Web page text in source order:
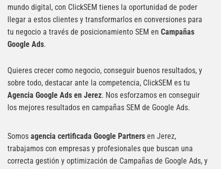
mundo digital, con ClickSEM tienes la oportunidad de poder
llegar a estos clientes y transformarlos en conversiones para
tu negocio a través de posicionamiento SEM en Campañas
Google Ads.
Quieres crecer como negocio, conseguir buenos resultados, y
sobre todo, destacar ante la competencia, ClickSEM es tu
Agencia Google Ads en Jerez. Nos esforzamos en conseguir
los mejores resultados en campañas SEM de Google Ads.
Somos agencia certificada Google Partners en Jerez,
trabajamos con empresas y profesionales que buscan una
correcta gestión y optimización de Campañas de Google Ads, y